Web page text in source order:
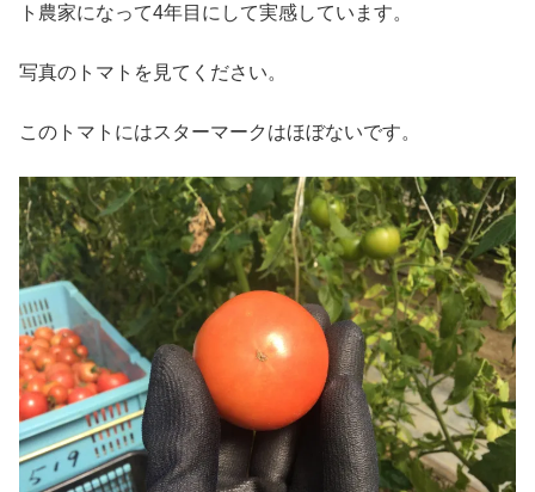
ト農家になって4年目にして実感しています。
写真のトマトを見てください。
このトマトにはスターマークはほぼないです。